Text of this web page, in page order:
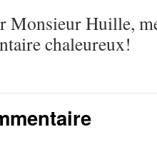
Monsieur Huille,
chaleureux!